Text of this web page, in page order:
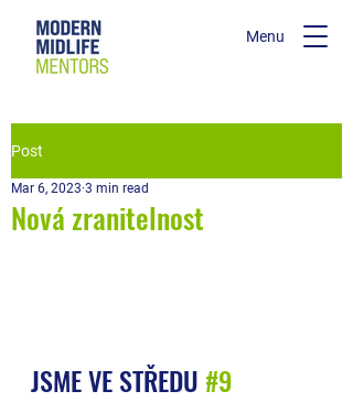
Menu
Post
Nová zranitelnost
Mar 6, 2023 3 min read
JSME VE STŘEDU #9